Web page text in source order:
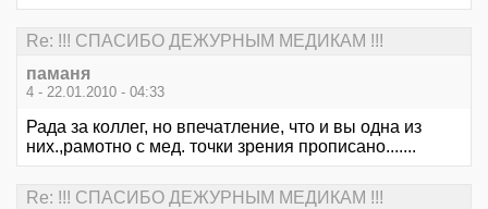
Re: !!! СПАСИБО ДЕЖУРНЫМ МЕДИКАМ !!!
паманя
4 - 22.01.2010 - 04:33
Рада за коллег, но впечатление, что и вы одна из
них.,рамотно с мед. точки зрения прописано.......
Re: !!! СПАСИБО ДЕЖУРНЫМ МЕДИКАМ !!!